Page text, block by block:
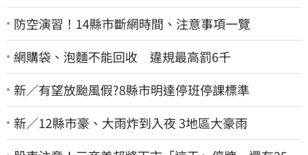
防空演習！14縣市斷網時間、注意事項一覽
網購袋、泡麵不能回收 違規最高罰6千
新／有望放颱風假?8縣市明達停班停課標準
新／12縣市豪、大雨炸到入夜 3地區大豪雨